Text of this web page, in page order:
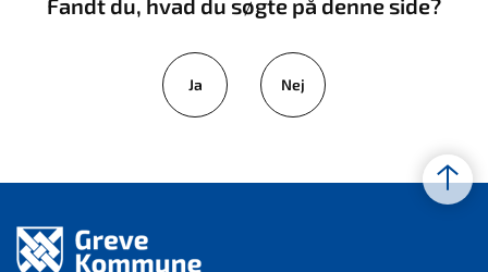
Fandt du, hvad du søgte på denne side?
Ja Nej